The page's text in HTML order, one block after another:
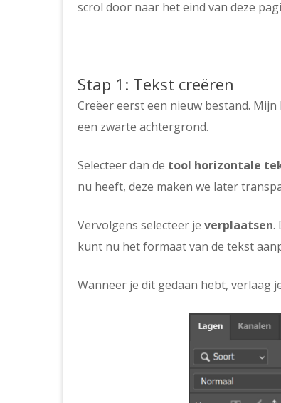
scrol door naar het eind van deze
Stap 1: Tekst creëren
Creëer eerst een nieuw bestand.
een zwarte achtergrond.
Selecteer dan de tool horizontale
nu heeft, deze maken we later
Vervolgens selecteer je verplaatsen.
kunt nu het formaat van de tekst
Wanneer je dit gedaan hebt, verlaag